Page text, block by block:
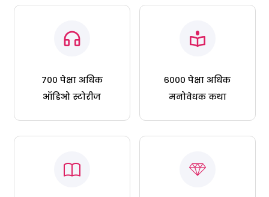
७०० पेक्षा अधिक
ऑडिओ स्टोरीज
६००० पेक्षा अधिक
मनोवेधक कथा